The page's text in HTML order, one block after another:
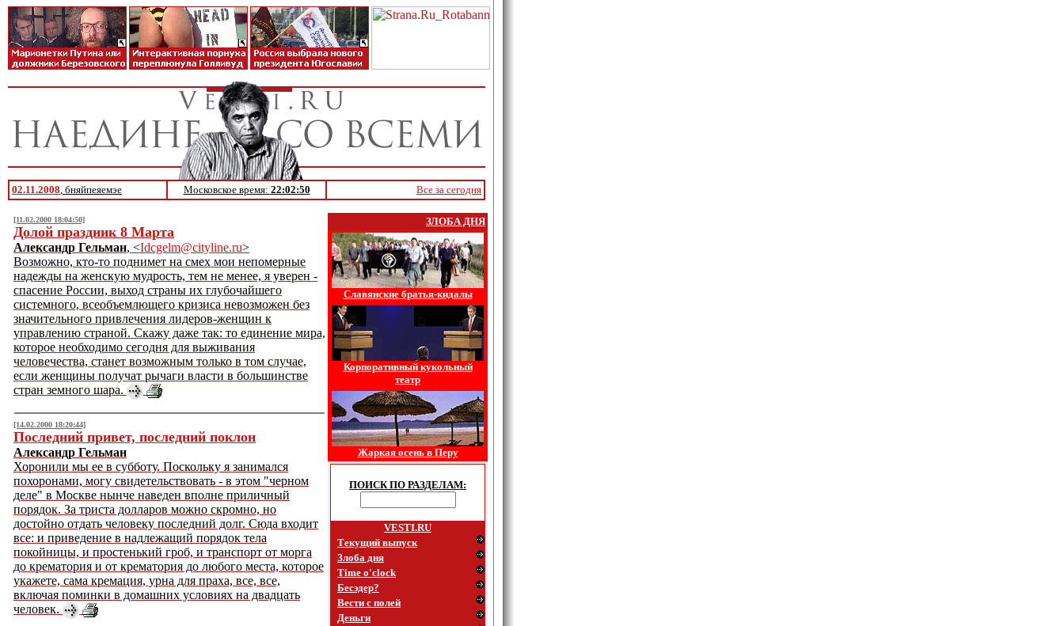
02.11.2008, бняйпеяемэе Московское время: 22:02:50 Все за сегодня
[11.02.2000 18:04:50]
Долой праздник 8 Марта
Александр Гельман, <Idcgelm@cityline.ru>
Возможно, кто-то поднимет на смех мои непомерные
надежды на женскую мудрость, тем не менее, я уверен -
спасение России, выход страны их глубочайшего
системного, всеобъемлющего кризиса невозможен без
значительного привлечения лидеров-женщин к
управлению страной. Скажу даже так: то единение мира,
которое необходимо сегодня для выживания
человечества, станет возможным только в том случае,
если женщины получат рычаги власти в большинстве
стран земного шара.
[14.02.2000 18:20:44]
Последний привет, последний поклон
Александр Гельман
Хоронили мы ее в субботу. Поскольку я занимался
похоронами, могу свидетельствовать - в этом "черном
деле" в Москве нынче наведен вполне приличный
порядок. За триста долларов можно скромно, но
достойно отдать человеку последний долг. Сюда входит
все: и приведение в надлежащий порядок тела
покойницы, и простенький гроб, и транспорт от морга
до крематория и от крематория до любого места, которое
укажете, сама кремация, урна для праха, все, все,
включая поминки в домашних условиях на двадцать
человек.
ЗЛОБА ДНЯ
Славянские братья-кидалы
Корпоративный кукольный
театр
Жаркая осень в Перу
ПОИСК ПО РАЗДЕЛАМ:
VESTI.RU
Текущий выпуск
Злоба дня
Time o'clock
Бесэдер?
Вести с полей
Деньги